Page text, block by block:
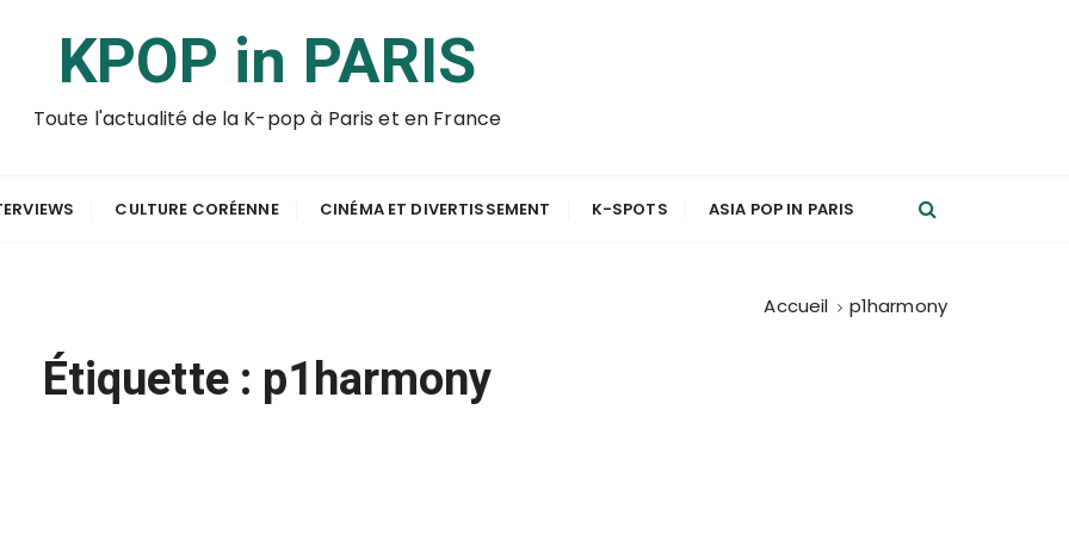
KPOP in PARIS
Toute l'actualité de la K-pop à Paris et en France
CULTURE CORÉENNE CINÉMA ET DIVERTISSEMENT K-SPOTS ASIA POP IN PARIS
Accueil p1harmony
Étiquette : p1harmony